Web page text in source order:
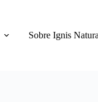
Sobre Ignis Natura